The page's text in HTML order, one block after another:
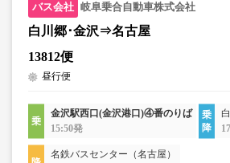
岐阜乗合自動車株式会社
白川郷･金沢⇒名古屋
13812便
昼行便
金沢駅西口(金沢港口)④番のりば
15:50発
名鉄バスセンター（名古屋）